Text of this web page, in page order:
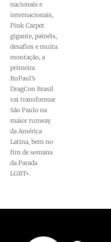
nacionais e
internacionais,
Pink Carpet
gigante, painéis,
desafios e muita
montação, a
primeira
RuPaul’s
DragCon Brasil
vai transformar
São Paulo na
maior runway
da América
Latina, bem no
fim de semana
da Parada
LGBT+.